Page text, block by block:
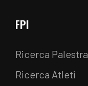
FPI
Ricerca Palestra
Ricerca Atleti